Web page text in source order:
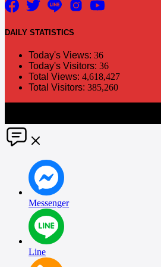
DAILY STATISTICS
Today's Views: 36
Today's Visitors: 36
Total Views: 4,618,427
Total Visitors: 385,260
Messenger
Line